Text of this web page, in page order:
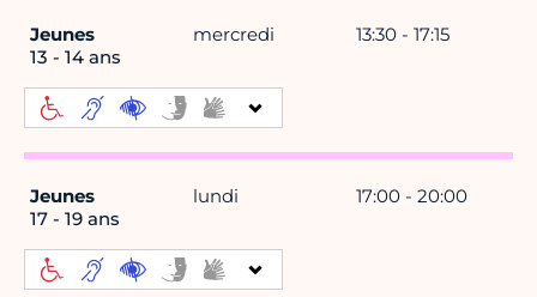
Jeunes
13 - 14 ans
mercredi 13:30 - 17:15
Jeunes
17 - 19 ans
lundi 17:00 - 20:00